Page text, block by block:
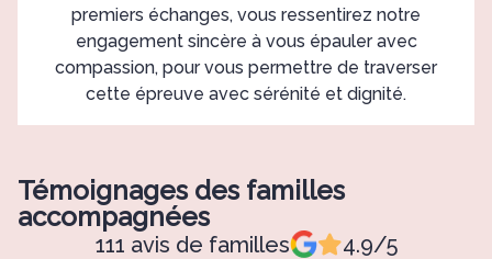
premiers échanges, vous ressentirez notre
engagement sincère à vous épauler avec
compassion, pour vous permettre de traverser
cette épreuve avec sérénité et dignité.
Témoignages des familles
accompagnées
111 avis de familles 4.9/5